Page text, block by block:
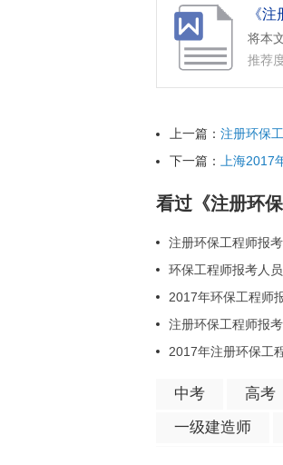
《
将本
推荐
上一篇： 注册环保
下一篇：
上海2017
看过《注册环
中考 高考
一级建造师